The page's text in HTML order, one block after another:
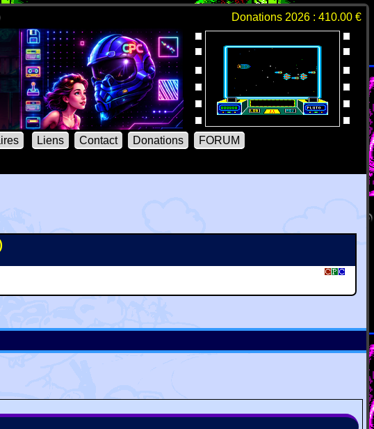
Donations 2026 : 410.00 €
Liens Contact Donations
FORUM